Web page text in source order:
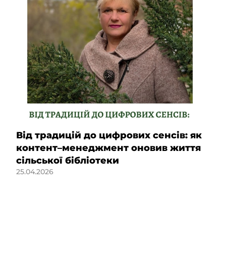
Від традицій до цифрових сенсів: як
контент–менеджмент оновив життя
сільської бібліотеки
25.04.2026